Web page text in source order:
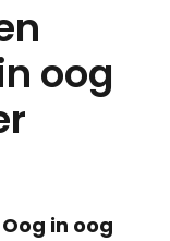
oog
in oog